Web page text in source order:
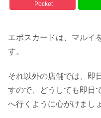
Pocket
エポスカードは、マルイ
す。
それ以外の店舗では、即
すので、どうしても即日
へ行くように心がけまし